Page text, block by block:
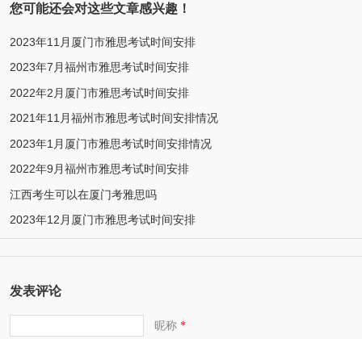
您可能还会对这些文章感兴趣！
2023年11月厦门市雅思考试时间安排
2023年7月福州市雅思考试时间安排
2022年2月厦门市雅思考试时间安排
2021年11月福州市雅思考试时间安排情况
2023年1月厦门市雅思考试时间安排情况
2022年9月福州市雅思考试时间安排
江西考生可以在厦门考雅思吗
2023年12月厦门市雅思考试时间安排
发表评论
昵称*